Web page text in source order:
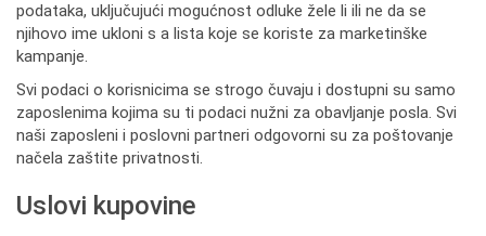
podataka, uključujući mogućnost odluke žele li ili ne da se
njihovo ime ukloni s a lista koje se koriste za marketinške
kampanje.
Svi podaci o korisnicima se strogo čuvaju i dostupni su samo
zaposlenima kojima su ti podaci nužni za obavljanje posla. Svi
naši zaposleni i poslovni partneri odgovorni su za poštovanje
načela zaštite privatnosti.
Uslovi kupovine